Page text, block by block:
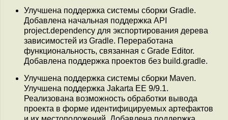
Улучшена поддержка системы сборки Gradle.
Добавлена начальная поддержка API
project.dependency для экспортирования дерева
зависимостей из Gradle. Переработана
функциональность, связанная с Grade Editor.
Добавлена поддержка проектов без build.gradle.
Улучшена поддержка системы сборки Maven.
Улучшена поддержка Jakarta EE 9/9.1.
Реализована возможность обработки вывода
проекта в форме идентифицируемых артефактов